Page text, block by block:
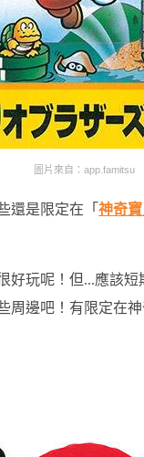
圖片來自：app.famitsu
還是限定在「 神奇
好玩呢！但...應該
周邊吧！有限定在